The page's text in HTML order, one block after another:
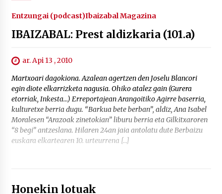
Entzungai (podcast)Ibaizabal Magazina
IBAIZABAL: Prest aldizkaria (101.a)
ar. Api 13 , 2010
Martxoari dagokiona. Azalean agertzen den Joselu Blancori
egin diote elkarrizketa nagusia. Ohiko atalez gain (Gurera
etorriak, Inkesta…) Erreportajean Arangoitiko Agirre baserria,
kulturetxe berria dugu. “Barkua bete berban”, aldiz, Ana Isabel
Moralesen “Arazoak zinetokian” liburu berria eta Gilkitxaroren
“8 begi” antzeslana. Hilaren 24an jaia antolatu dute Berbaizu
euskara elkartearen 10. urteurrena […]
Honekin lotuak